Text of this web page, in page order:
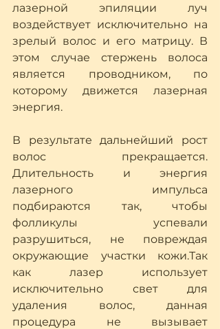
лазерной эпиляции луч
воздействует исключительно на
зрелый волос и его матрицу. В
этом случае стержень волоса
является проводником, по
которому движется лазерная
энергия.
В результате дальнейший рост
волос прекращается.
Длительность и энергия
лазерного импульса
подбираются так, чтобы
фолликулы успевали
разрушиться, не повреждая
окружающие участки кожи.Так
как лазер использует
исключительно свет для
удаления волос, данная
процедура не вызывает